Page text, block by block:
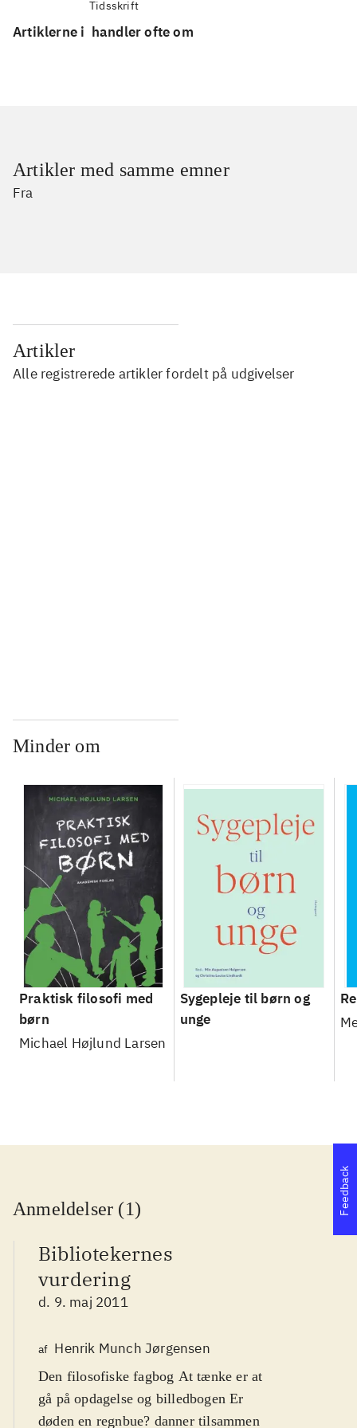
Tidsskrift
Artiklerne i handler ofte om
Artikler med samme emner
Fra
Artikler
Alle registrerede artikler fordelt på udgivelser
Minder om
Praktisk filosofi med
børn
Michael Højlund Larsen
Sygepleje til børn og
unge
Anmeldelser (1)
Bibliotekernes
vurdering
d. 9. maj 2011
af Henrik Munch Jørgensen
Den filosofiske fagbog At tænke er at
gå på opdagelse og billedbogen Er
døden en regnbue? danner tilsammen
Feedback